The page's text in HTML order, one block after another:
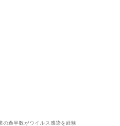
の過半数がウイルス感染を経験